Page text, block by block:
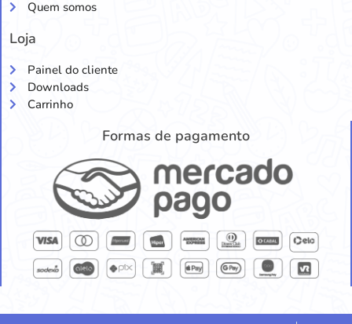
Quem somos
Loja
Painel do cliente
Downloads
Carrinho
Formas de pagamento